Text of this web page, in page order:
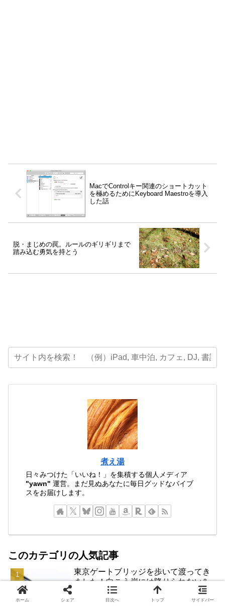
MacでControlキー関連のショートカット
を極めるためにKeyboard Maestroを導入
した話
脱・まじめの罠。ルールのギリギリまで
踏み込む勇気を持とう
煮え湯
日々みつけた「いいね！」を集積する個人メディア
"yawn" 運営。まだ見ぬあなたに毎日グッドなバイブ
スをお届けします。
このカテゴリの人気記事
東京ゲートブリッジを歩いて渡ってき
ました！向こう岸には降りられない&
自転車通行不可なので注意！
ホーム シェア 目次へ トップ サイドバー